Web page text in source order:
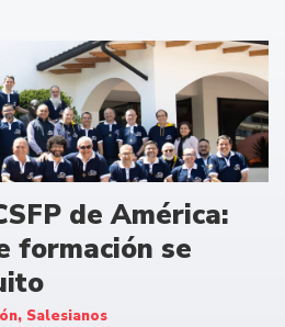
de América:
formación se
Salesianos